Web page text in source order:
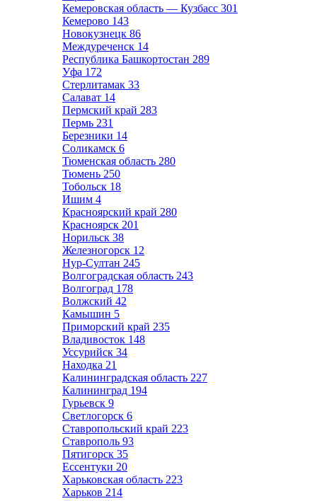
Кемеровская область — Кузбасс 301
Кемерово 143
Новокузнецк 86
Междуреченск 14
Республика Башкортостан 289
Уфа 172
Стерлитамак 33
Салават 14
Пермский край 283
Пермь 231
Березники 14
Соликамск 6
Тюменская область 280
Тюмень 250
Тобольск 18
Ишим 4
Красноярский край 280
Красноярск 201
Норильск 38
Железногорск 12
Нур-Султан 245
Волгоградская область 243
Волгоград 178
Волжский 42
Камышин 5
Приморский край 235
Владивосток 148
Уссурийск 34
Находка 21
Калининградская область 227
Калининград 194
Гурьевск 9
Светлогорск 6
Ставропольский край 223
Ставрополь 93
Пятигорск 35
Ессентуки 20
Харьковская область 223
Харьков 214